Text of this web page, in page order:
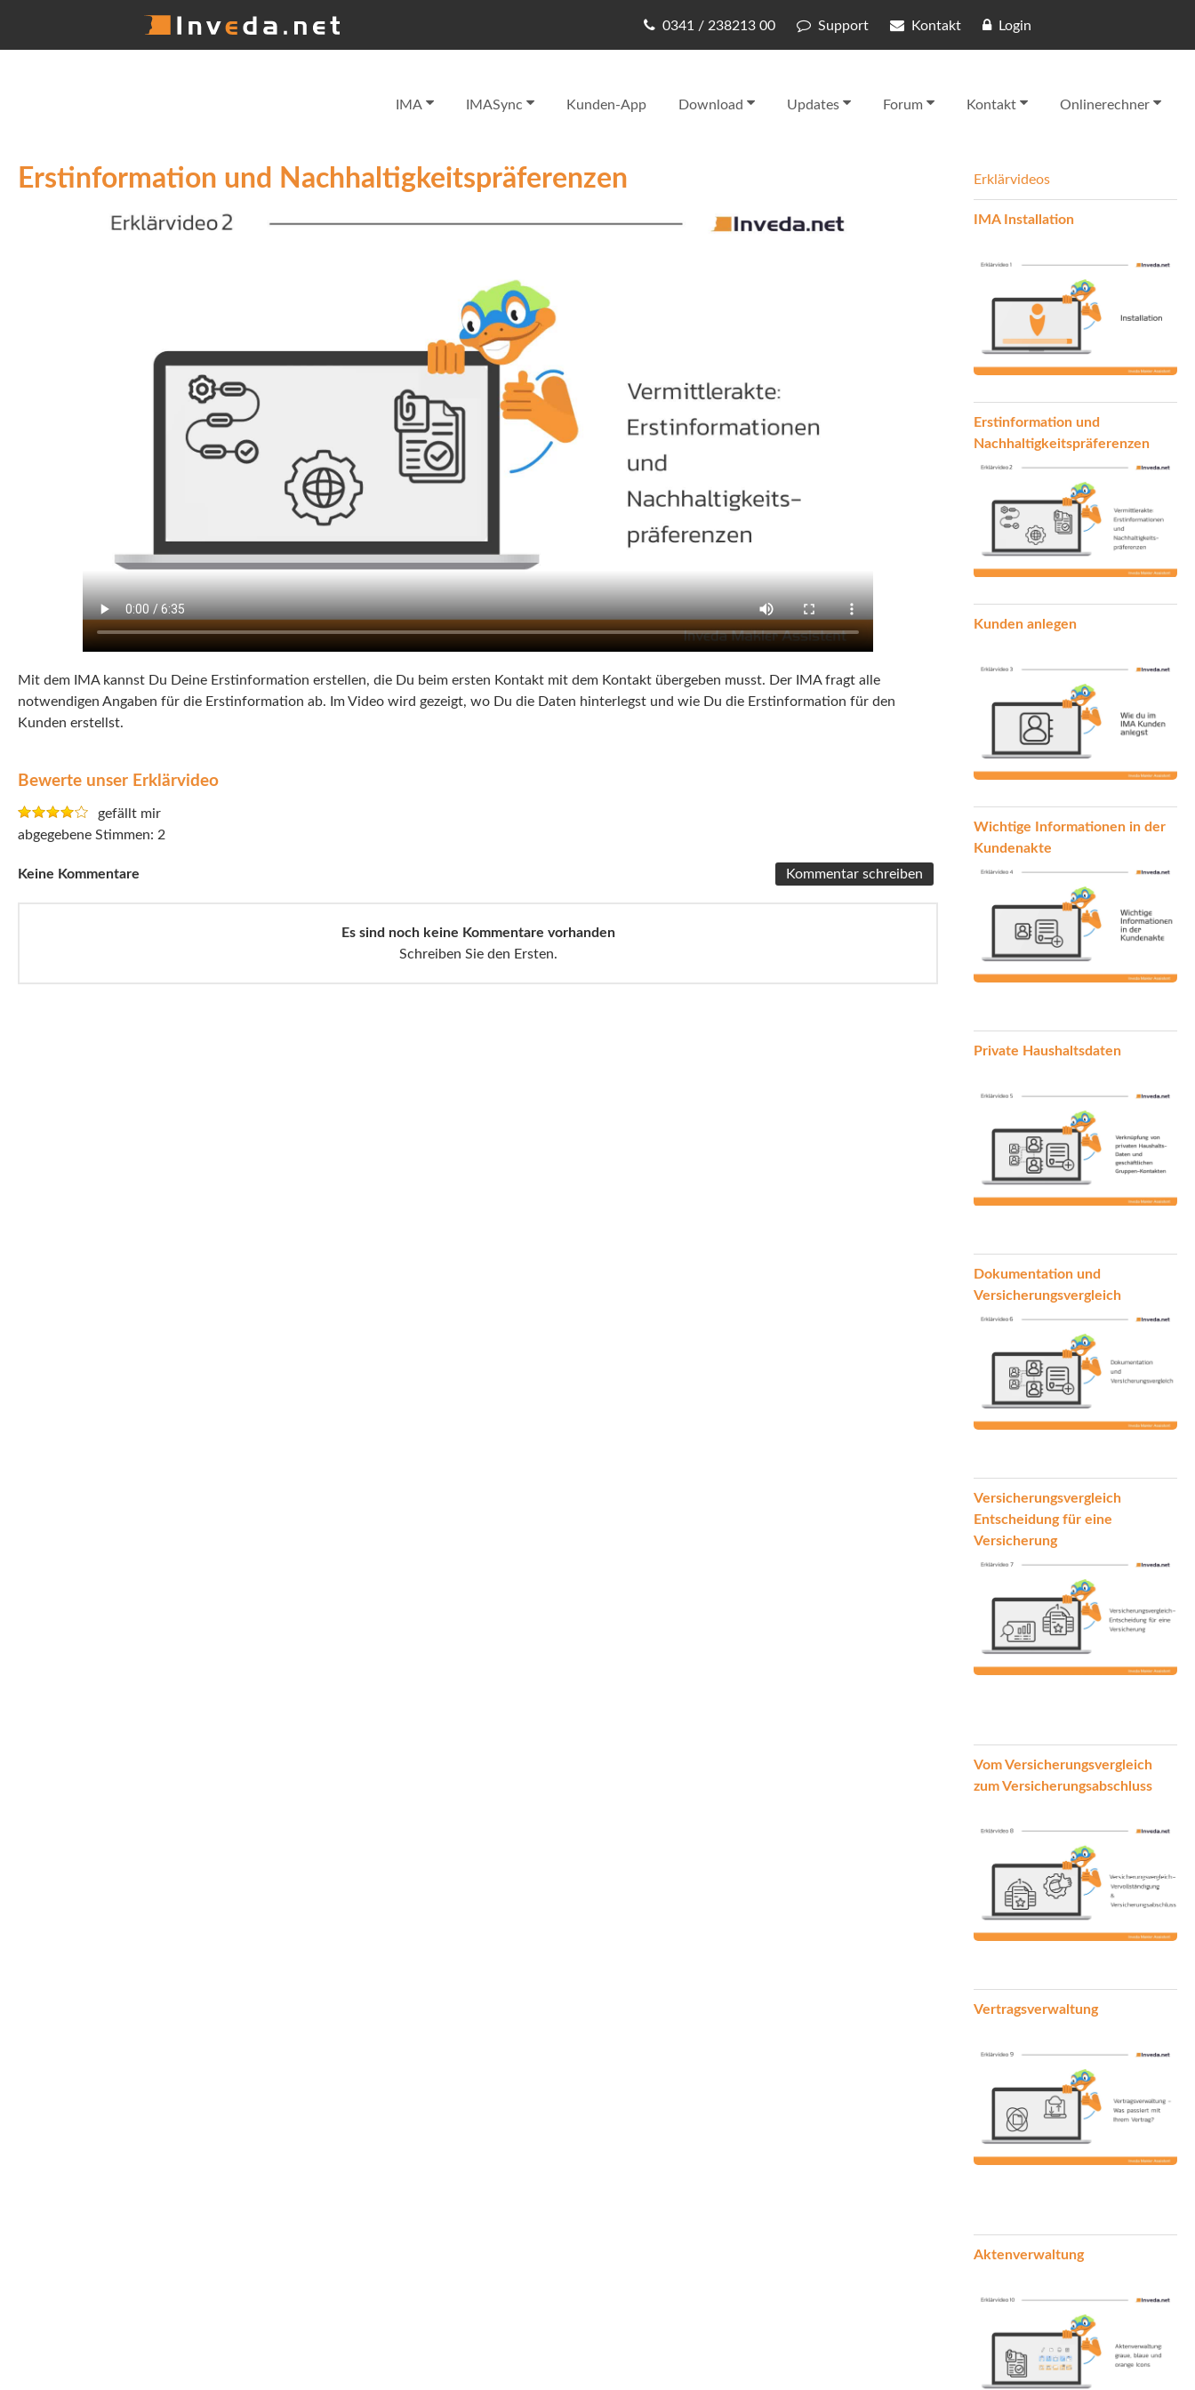
0341 / 238213 00 Support Kontakt Login
IMA IMASync Kunden-App Download Updates Forum Kontakt Onlinerechner
Erstinformation und Nachhaltigkeitspräferenzen
Mit dem IMA kannst Du Deine Erstinformation erstellen, die Du beim ersten Kontakt mit dem Kontakt übergeben musst. Der IMA fragt alle
notwendigen Angaben für die Erstinformation ab. Im Video wird gezeigt, wo Du die Daten hinterlegst und wie Du die Erstinformation für den
Kunden erstellst.
Erklärvideos
IMA Installation
Erstinformation und
Nachhaltigkeitspräferenzen
Kunden anlegen
Wichtige Informationen in der
Kundenakte
Private Haushaltsdaten
Dokumentation und
Versicherungsvergleich
Versicherungsvergleich
Entscheidung für eine
Versicherung
Vom Versicherungsvergleich
zum Versicherungsabschluss
Vertragsverwaltung
Aktenverwaltung
Bewerte unser Erklärvideo
gefällt mir
2